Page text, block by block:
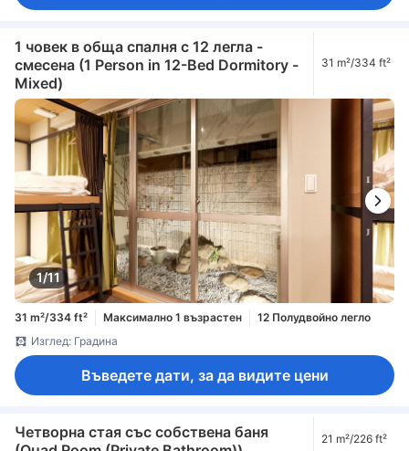
1 човек в обща спалня с 12 легла -
смесена (1 Person in 12-Bed Dormitory -
Mixed)
31 m²/334 ft²
1/11
31 m²/334 ft² Максимално 1 възрастен
12 Полудвойно легло
Изглед: Градина
Въведете дати, за да видите цени
Четворна стая със собствена баня
21 m²/226 ft²